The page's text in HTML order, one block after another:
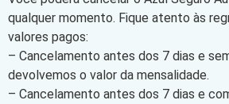
qualquer momento. Fique atento às
valores pagos:
– Cancelamento antes dos 7 dias e
devolvemos o valor da mensalidade.
– Cancelamento antes dos 7 dias e